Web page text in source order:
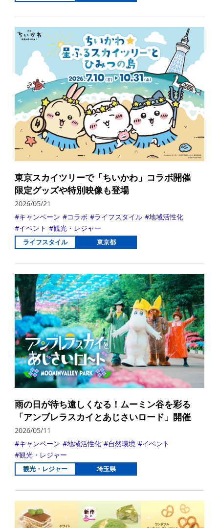
東京スカイツリーで「ちいかわ」コラボ開催
限定グッズや特別映像も登場
2026/05/21
キャンペーン
コラボ ライフスタイル
地域活性化
イベント
観光・レジャー
ライフスタイル 東京都
雨の日が待ち遠しくなる！ムーミン谷を彩る
「アンブレラスカイとあじさいロード」開催
2026/05/11
キャンペーン
地域活性化 自然環境
イベント
観光・レジャー
観光・レジャー 埼玉県